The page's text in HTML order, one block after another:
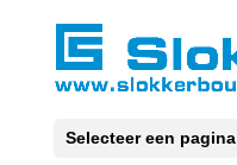
Selecteer een pagina